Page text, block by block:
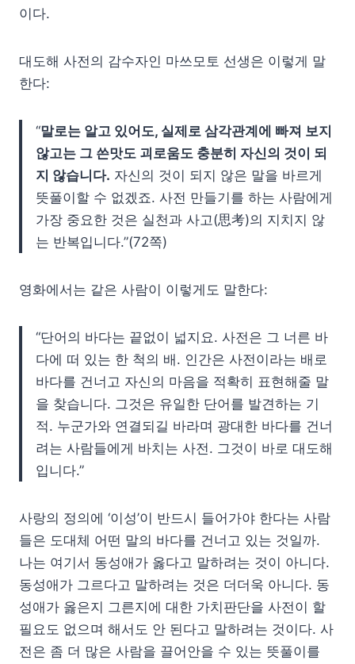
이다.
대도해 사전의 감수자인 마쓰모토 선생은 이렇게 말
한다:
“말로는 알고 있어도, 실제로 삼각관계에 빠져 보지
않고는 그 쓴맛도 괴로움도 충분히 자신의 것이 되
지 않습니다. 자신의 것이 되지 않은 말을 바르게
뜻풀이할 수 없겠죠. 사전 만들기를 하는 사람에게
가장 중요한 것은 실천과 사고(思考)의 지치지 않
는 반복입니다.”(72쪽)
영화에서는 같은 사람이 이렇게도 말한다:
“단어의 바다는 끝없이 넓지요. 사전은 그 너른 바
다에 떠 있는 한 척의 배. 인간은 사전이라는 배로
바다를 건너고 자신의 마음을 적확히 표현해줄 말
을 찾습니다. 그것은 유일한 단어를 발견하는 기
적. 누군가와 연결되길 바라며 광대한 바다를 건너
려는 사람들에게 바치는 사전. 그것이 바로 대도해
입니다.”
사랑의 정의에 ‘이성’이 반드시 들어가야 한다는 사람
들은 도대체 어떤 말의 바다를 건너고 있는 것일까.
나는 여기서 동성애가 옳다고 말하려는 것이 아니다.
동성애가 그르다고 말하려는 것은 더더욱 아니다. 동
성애가 옳은지 그른지에 대한 가치판단을 사전이 할
필요도 없으며 해서도 안 된다고 말하려는 것이다. 사
전은 좀 더 많은 사람을 끌어안을 수 있는 뜻풀이를